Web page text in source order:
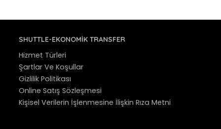
SHUTTLE-EKONOMIK TRANSFER
Hizmet Türleri
Şartlar Ve Koşullar
Gizlilik Politikası
Online Satış Sözleşmesi
Kişisel Verilerin İşlenmesine İlişkin Rıza Metni